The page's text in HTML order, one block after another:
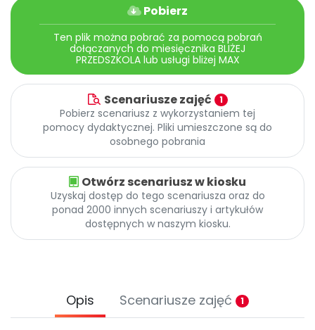
Pobierz
Ten plik można pobrać za pomocą pobrań
dołączanych do miesięcznika BLIŻEJ
PRZEDSZKOLA lub usługi bliżej MAX
Scenariusze zajęć 1
Pobierz scenariusz z wykorzystaniem tej
pomocy dydaktycznej. Pliki umieszczone są do
osobnego pobrania
Otwórz scenariusz w kiosku
Uzyskaj dostęp do tego scenariusza oraz do
ponad 2000 innych scenariuszy i artykułów
dostępnych w naszym kiosku.
Opis Scenariusze zajęć 1